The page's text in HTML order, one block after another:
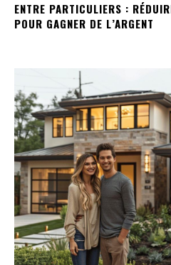
ENTRE PARTICULIERS :
POUR GAGNER DE L’ARGENT